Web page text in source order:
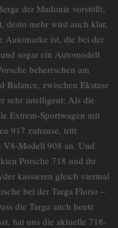
der Madonie vorstößt,
desto mehr wird auch klar,
Automarke ist, die bei der
sogar ein Automodell
beherrschen am
Balance, zwischen Ekstase
sehr intelligent: Als die
Extrem-Sportwagen mit
917 zuhause, tritt
V8-Modell 908 an. Und
Porsche 718 und ihr
kassieren gleich viermal
bei der Targa Florio –
die Targa auch heute
hat uns die aktuelle 718-